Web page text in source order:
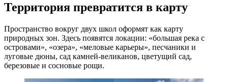
Территория превратится в карту
Пространство вокруг двух школ оформят как карту
природных зон. Здесь появятся локации: «большая река с
островами», «озера», «меловые карьеры», песчаники и
луговые дюны, сад камней-великанов, цветущий сад,
березовые и сосновые рощи.